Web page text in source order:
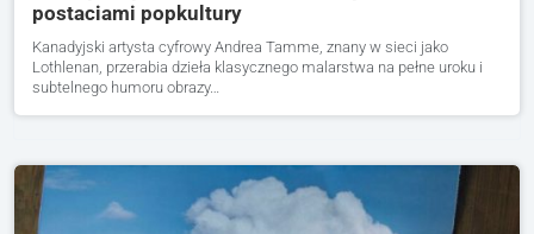
postaciami popkultury
Kanadyjski artysta cyfrowy Andrea Tamme, znany w sieci jako
Lothlenan, przerabia dzieła klasycznego malarstwa na pełne uroku i
subtelnego humoru obrazy…